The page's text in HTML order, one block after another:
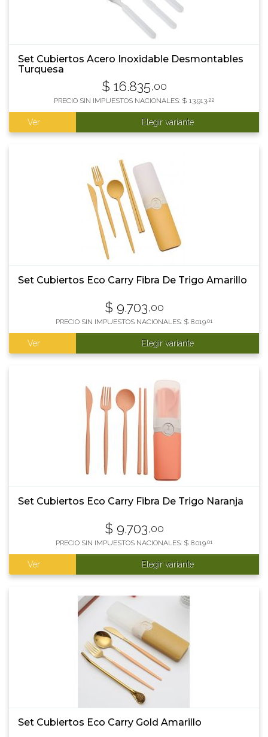
Set Cubiertos Acero Inoxidable Desmontables
Turquesa
$ 16.835,00
PRECIO SIN IMPUESTOS NACIONALES: $ 13.913 ,22
Ver Elegir variante
Set Cubiertos Eco Carry Fibra De Trigo Amarillo
$ 9.703,00
PRECIO SIN IMPUESTOS NACIONALES: $ 8.019,01
Ver Elegir variante
Set Cubiertos Eco Carry Fibra De Trigo Naranja
$ 9.703,00
PRECIO SIN IMPUESTOS NACIONALES: $ 8.019,01
Ver Elegir variante
Set Cubiertos Eco Carry Gold Amarillo